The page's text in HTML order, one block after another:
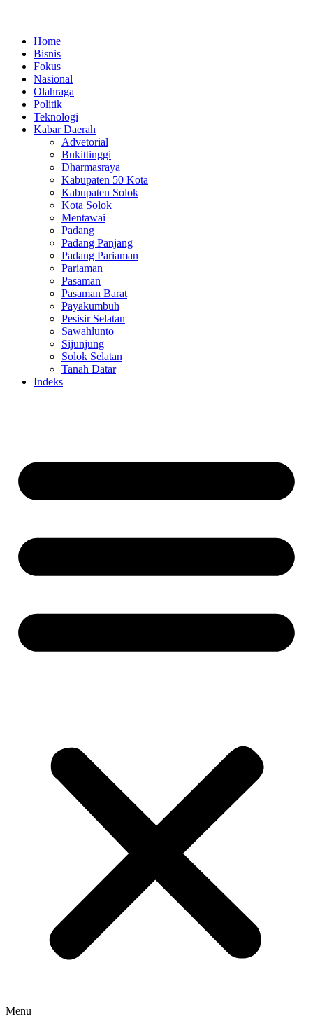
kontenHome
Bisnis
Fokus
Nasional
Olahraga
Politik
Teknologi
Kabar Daerah
Advetorial
Bukittinggi
Dharmasraya
Kabupaten 50 Kota
Kabupaten Solok
Kota Solok
Mentawai
Padang
Padang Panjang
Padang Pariaman
Pariaman
Pasaman
Pasaman Barat
Payakumbuh
Pesisir Selatan
Sawahlunto
Sijunjung
Solok Selatan
Tanah Datar
Indeks
Menu